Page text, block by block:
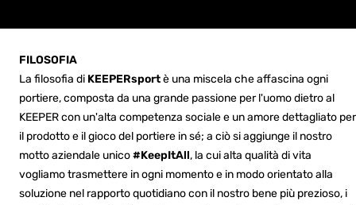
FILOSOFIA
La filosofia di KEEPERsportè una miscela che affascina ogni
portiere, composta da una grande passione per l'uomo dietro al
KEEPER con un'alta competenza sociale e un amore dettagliato per
il prodotto e il gioco del portiere in sé; a ciò si aggiunge il nostro
motto aziendale unico#KeepItAll, la cui alta qualità di vita
vogliamo trasmettere in ogni momento e in modo orientato alla
soluzione nel rapporto quotidiano con il nostro bene più prezioso, i